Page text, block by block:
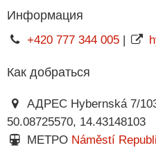
Информация
+420 777 344 005|
Как добраться
АДРЕС Hybernská 7/
50.08725570, 14.43148103
МЕТРО Náměstí